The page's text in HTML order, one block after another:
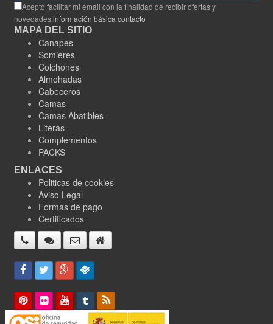
Acepto facilitar mi email con la finalidad de recibir ofertas y
novedades.información básica contacto
MAPA DEL SITIO
Canapes
Somieres
Colchones
Almohadas
Cabeceros
Camas
Camas Abatibles
Literas
Complementos
PACKS
ENLACES
Politicas de cookies
Aviso Legal
Formas de pago
Certificados